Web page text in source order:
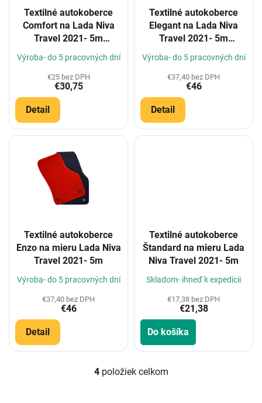
Textilné autokoberce
Comfort na Lada Niva
Travel 2021- 5m
Výroba- do 5 pracovných dní
€25 bez DPH
€30,75
Detail
Textilné autokoberce
Elegant na Lada Niva
Travel 2021- 5m
Výroba- do 5 pracovných dní
€37,40 bez DPH
€46
Detail
Textilné autokoberce
Enzo na mieru Lada Niva
Travel 2021- 5m
Výroba- do 5 pracovných dní
€37,40 bez DPH
€46
Detail
Textilné autokoberce
Štandard na mieru Lada
Niva Travel 2021- 5m
Skladom- ihneď k expedícii
€17,38 bez DPH
€21,38
Do košíka
O
4položiek celkom